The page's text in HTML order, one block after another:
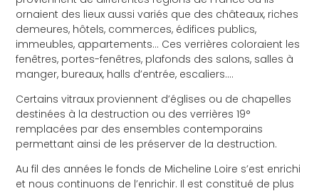
ornaient des lieux aussi variés que des châteaux, riches
demeures, hôtels, commerces, édifices publics,
immeubles, appartements… Ces verrières coloraient les
fenêtres, portes-fenêtres, plafonds des salons, salles à
manger, bureaux, halls d’entrée, escaliers….
Certains vitraux proviennent d’églises ou de chapelles
destinées à la destruction ou des verrières 19°
remplacées par des ensembles contemporains
permettant ainsi de les préserver de la destruction.
Au fil des années le fonds de Micheline Loire s’est enrichi
et nous continuons de l’enrichir. Il est constitué de plus